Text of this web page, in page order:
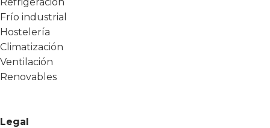
Frío industrial
Hostelería
Climatización
Ventilación
Renovables
Legal